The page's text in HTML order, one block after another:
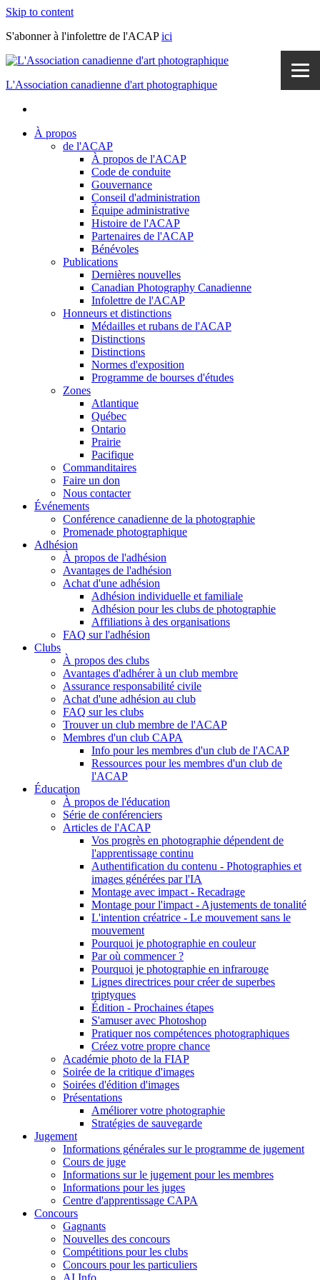
Skip to content
S'abonner à l'infolettre de l'ACAPici
L'Association canadienne d'art photographique
À propos
de l'ACAP
À propos de l'ACAP
Code de conduite
Gouvernance
Conseil d'administration
Équipe administrative
Histoire de l'ACAP
Partenaires de l'ACAP
Bénévoles
Publications
Dernières nouvelles
Canadian Photography Canadienne
Infolettre de l'ACAP
Honneurs et distinctions
Médailles et rubans de l'ACAP
Distinctions
Distinctions
Normes d'exposition
Programme de bourses d'études
Zones
Atlantique
Québec
Ontario
Prairie
Pacifique
Commanditaires
Faire un don
Nous contacter
Événements
Conférence canadienne de la photographie
Promenade photographique
Adhésion
À propos de l'adhésion
Avantages de l'adhésion
Achat d'une adhésion
Adhésion individuelle et familiale
Adhésion pour les clubs de photographie
Affiliations à des organisations
FAQ sur l'adhésion
Clubs
À propos des clubs
Avantages d'adhérer à un club membre
Assurance responsabilité civile
Achat d'une adhésion au club
FAQ sur les clubs
Trouver un club membre de l'ACAP
Membres d'un club CAPA
Info pour les membres d'un club de l'ACAP
Ressources pour les membres d'un club de
l'ACAP
Éducation
À propos de l'éducation
Série de conférenciers
Articles de l'ACAP
Vos progrès en photographie dépendent de
l'apprentissage continu
Authentification du contenu - Photographies et
images générées par l'IA
Montage avec impact - Recadrage
Montage pour l'impact - Ajustements de tonalité
L'intention créatrice - Le mouvement sans le
mouvement
Pourquoi je photographie en couleur
Par où commencer ?
Pourquoi je photographie en infrarouge
Lignes directrices pour créer de superbes
triptyques
Édition - Prochaines étapes
S'amuser avec Photoshop
Pratiquer nos compétences photographiques
Créez votre propre chance
Académie photo de la FIAP
Soirée de la critique d'images
Soirées d'édition d'images
Présentations
Améliorer votre photographie
Stratégies de sauvegarde
Jugement
Informations générales sur le programme de jugement
Cours de juge
Informations sur le jugement pour les membres
Informations pour les juges
Centre d'apprentissage CAPA
Concours
Gagnants
Nouvelles des concours
Compétitions pour les clubs
Concours pour les particuliers
AI Info